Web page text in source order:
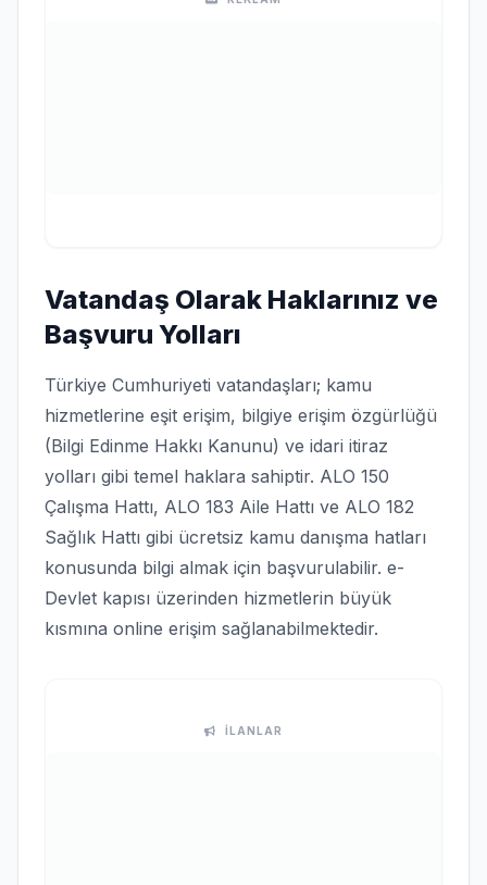
Vatandaş Olarak Haklarınız ve
Başvuru Yolları
Türkiye Cumhuriyeti vatandaşları; kamu
hizmetlerine eşit erişim, bilgiye erişim özgürlüğü
(Bilgi Edinme Hakkı Kanunu) ve idari itiraz
yolları gibi temel haklara sahiptir. ALO 150
Çalışma Hattı, ALO 183 Aile Hattı ve ALO 182
Sağlık Hattı gibi ücretsiz kamu danışma hatları
konusunda bilgi almak için başvurulabilir. e-
Devlet kapısı üzerinden hizmetlerin büyük
kısmına online erişim sağlanabilmektedir.
İLANLAR